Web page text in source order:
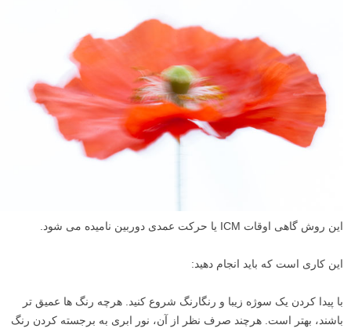
این روش گاهی اوقات ICM یا حرکت عمدی دوربین نامیده می شود.
این کاری است که باید انجام دهید:
با پیدا کردن یک سوژه زیبا و رنگارنگ شروع کنید. هرچه رنگ ها عمیق تر
باشند، بهتر است. هرچند صرف نظر از آن، نور ابری به برجسته کردن رنگ